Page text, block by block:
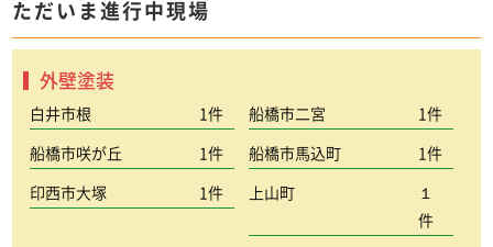
ただいま進行中現場
外壁塗装
白井市根 1件 船橋市二宮 1件
船橋市咲が丘 1件 船橋市馬込町 1件
印西市大塚 1件 上山町
１
件